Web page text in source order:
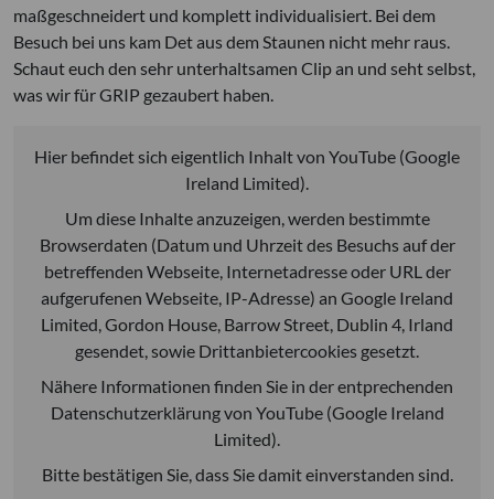
maßgeschneidert und komplett individualisiert. Bei dem
Besuch bei uns kam Det aus dem Staunen nicht mehr raus.
Schaut euch den sehr unterhaltsamen Clip an und seht selbst,
was wir für GRIP gezaubert haben.
Hier befindet sich eigentlich Inhalt von YouTube (Google
Ireland Limited).
Um diese Inhalte anzuzeigen, werden bestimmte
Browserdaten (Datum und Uhrzeit des Besuchs auf der
betreffenden Webseite, Internetadresse oder URL der
aufgerufenen Webseite, IP-Adresse) an Google Ireland
Limited, Gordon House, Barrow Street, Dublin 4, Irland
gesendet, sowie Drittanbietercookies gesetzt.
Nähere Informationen finden Sie in der entprechenden
Datenschutzerklärung von YouTube (Google Ireland
Limited).
Bitte bestätigen Sie, dass Sie damit einverstanden sind.